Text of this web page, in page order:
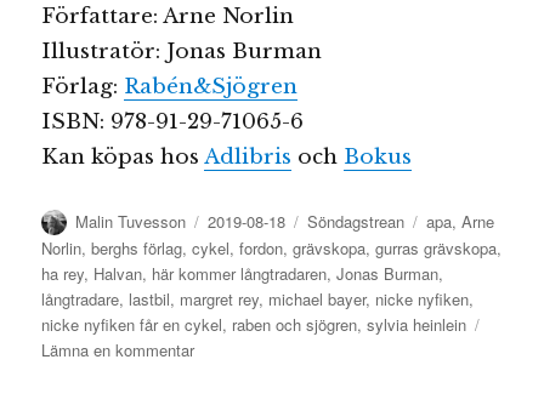
Författare: Arne Norlin
Illustratör: Jonas Burman
Förlag: Rabén&Sjögren
ISBN: 978-91-29-71065-6
Kan köpas hosAdlibris och Bokus
Författare
Malin Tuvesson
Publicerat
den
2019-08-18 Kategorier
Söndagstrean Etiketter
apa,Arne
Norlin,berghs förlag,cykel,fordon,grävskopa,gurras grävskopa,
ha rey, Halvan, här kommer långtradaren,Jonas Burman,
långtradare, lastbil, margret rey, michael bayer, nicke nyfiken,
nicke nyfiken får en cykel, raben och sjögren,sylvia heinlein
Lämna en kommentartill